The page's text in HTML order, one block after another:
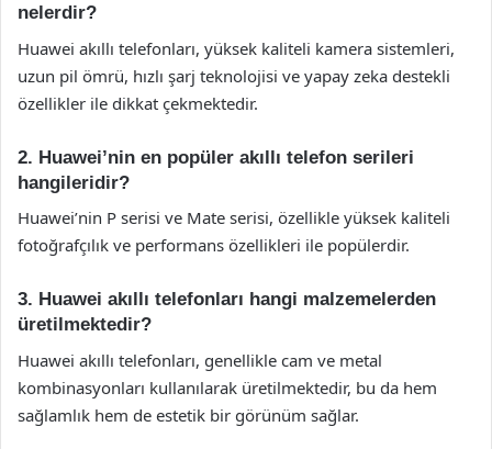
nelerdir?
Huawei akıllı telefonları, yüksek kaliteli kamera sistemleri,
uzun pil ömrü, hızlı şarj teknolojisi ve yapay zeka destekli
özellikler ile dikkat çekmektedir.
2. Huawei’nin en popüler akıllı telefon serileri
hangileridir?
Huawei’nin P serisi ve Mate serisi, özellikle yüksek kaliteli
fotoğrafçılık ve performans özellikleri ile popülerdir.
3. Huawei akıllı telefonları hangi malzemelerden
üretilmektedir?
Huawei akıllı telefonları, genellikle cam ve metal
kombinasyonları kullanılarak üretilmektedir, bu da hem
sağlamlık hem de estetik bir görünüm sağlar.